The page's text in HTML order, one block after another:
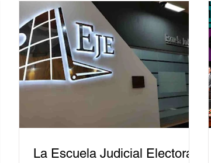
La Escuela Judicial Electoral